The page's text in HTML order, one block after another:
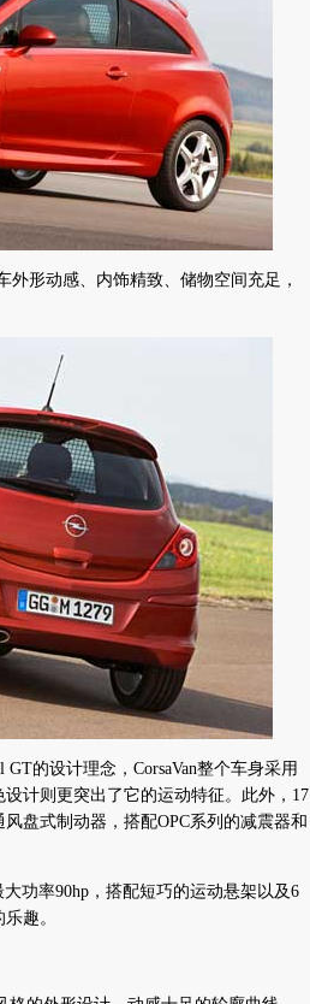
外形动感、内饰精致、储物空间充足，
的设计理念，CorsaVan整个车身采用
计则更突出了它的运动特征。此外，17
盘式制动器，搭配OPC系列的减震器和
率90hp，搭配短巧的运动悬架以及6
趣。